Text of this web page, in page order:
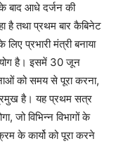
बाद आधे दर्जन की
है तथा प्रथम बार कैबिनेट
प्रभारी मंत्री बनाया
है। इसमें 30 जून
को समय से पूरा करना,
है। यह प्रथम सत्र
जो विभिन्न विभागों के
के कार्यो को पूरा करने